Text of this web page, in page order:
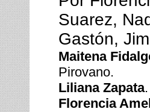
Suarez,
Gastón,
Maitena
Pirovano.
Liliana Zapata
Florencia